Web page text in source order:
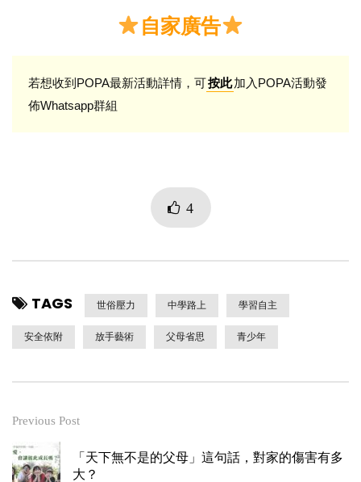
自家廣告
若想收到POPA最新活動詳情，可按此加入POPA活動發
佈Whatsapp群組
4
TAGS 世俗壓力 中學路上 學習自主
安全依附 放手藝術 父母省思 青少年
Previous Post
「天下無不是的父母」這句話，對家的傷害有多
大？